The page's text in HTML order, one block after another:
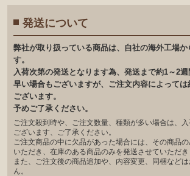
発送について
弊社が取り扱っている商品は、自社の海外工場か
す。
入荷次第の発送となります為、発送まで約1～2週
早い場合もございますが、ご注文内容によっては
ございます。
予めご了承ください。
ご注文殺到時や、ご注文数量、種類が多い場合は、
ございます、ご了承ください。
ご注文商品の中に欠品があった場合には、その商品
いただき、在庫のある商品のみを発送させていただき
また、ご注文後の商品追加や、内容変更、同梱など
ん。